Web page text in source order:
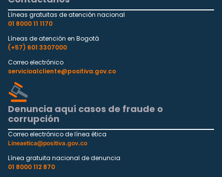
Líneas gratuitas de atención nacional
01 8000 11 1170
Líneas de atención en Bogotá
(+57) 601 3307000
Correo electrónico
servicioalcliente@positiva.gov.co
Denuncia aquí casos de fraude o
corrupción
Correo electrónico de línea ética
Lineaetica@positiva.gov.co
Línea gratuita nacional de denuncia
01 8000 112 870